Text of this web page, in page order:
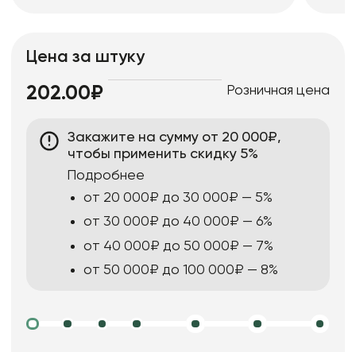
Цена за штуку
202.00₽ Розничная цена
Закажите на сумму от 20 000₽,
чтобы применить скидку 5%
Подробнее
от 20 000₽ до 30 000₽ — 5%
от 30 000₽ до 40 000₽ — 6%
от 40 000₽ до 50 000₽ — 7%
от 50 000₽ до 100 000₽ — 8%